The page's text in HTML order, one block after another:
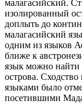
малагасийский.
изолированный
доплыть до
малагасийский
одним из языков
ближе к
язык можно найти
острова.
языками было
посетившими